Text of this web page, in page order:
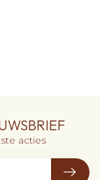
acties